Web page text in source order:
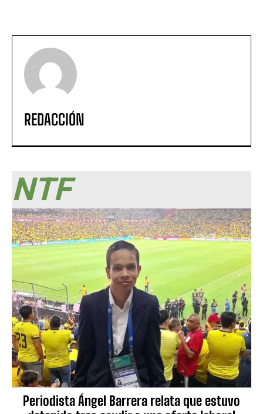
REDACCIÓN
NTF
Periodista Ángel Barrera relata que estuvo